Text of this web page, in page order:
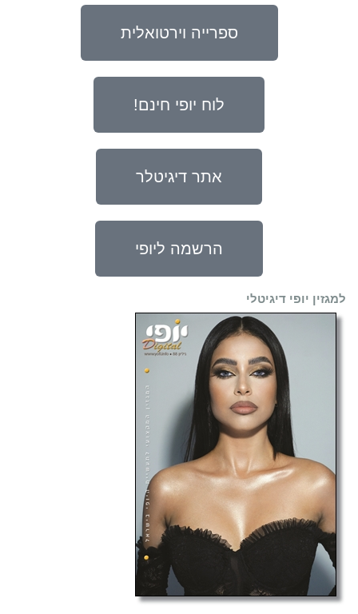
ספרייה וירטואלית
לוח יופי חינם!
אתר דיגיטלר
הרשמה ליופי
למגזין יופי דיגיטלי